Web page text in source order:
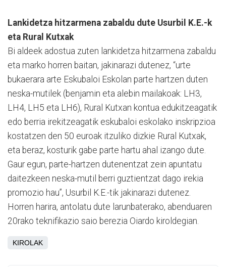
Lankidetza hitzarmena zabaldu dute Usurbil K.E.-k
eta Rural Kutxak
Bi aldeek adostua zuten lankidetza hitzarmena zabaldu
eta marko horren baitan, jakinarazi dutenez, “urte
bukaerara arte Eskubaloi Eskolan parte hartzen duten
neska-mutilek (benjamin eta alebin mailakoak: LH3,
LH4, LH5 eta LH6), Rural Kutxan kontua edukitzeagatik
edo berria irekitzeagatik eskubaloi eskolako inskripzioa
kostatzen den 50 euroak itzuliko dizkie Rural Kutxak,
eta beraz, kosturik gabe parte hartu ahal izango dute.
Gaur egun, parte-hartzen dutenentzat zein apuntatu
daitezkeen neska-mutil berri guztientzat dago irekia
promozio hau”, Usurbil K.E.-tik jakinarazi dutenez.
Horren harira, antolatu dute larunbaterako, abenduaren
20rako teknifikazio saio berezia Oiardo kiroldegian.
KIROLAK